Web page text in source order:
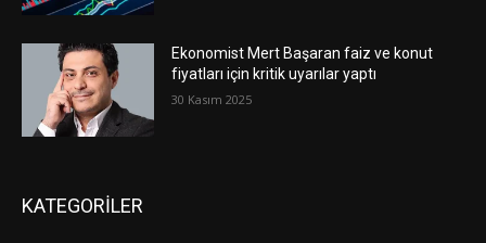
Ekonomist Mert Başaran faiz ve konut
fiyatları için kritik uyarılar yaptı
30 Kasım 2025
KATEGORİLER